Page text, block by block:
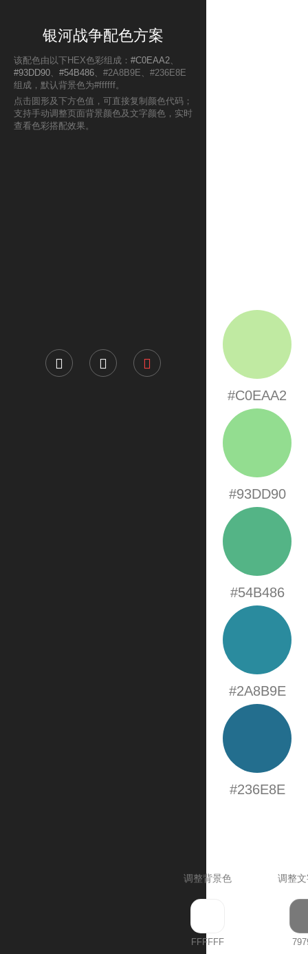
银河战争配色方案
该配色由以下HEX色彩组成： #C0EAA2、
#93DD90、 #54B486、#2A8B9E、#236E8E
组成，默认背景色为#ffffff。
点击圆形及下方色值，可直接复制颜色代码；
支持手动调整页面背景颜色及文字颜色，实时
查看色彩搭配效果。
#C0EAA2
#93DD90
#54B486
#2A8B9E
#236E8E
调整背景色 调整